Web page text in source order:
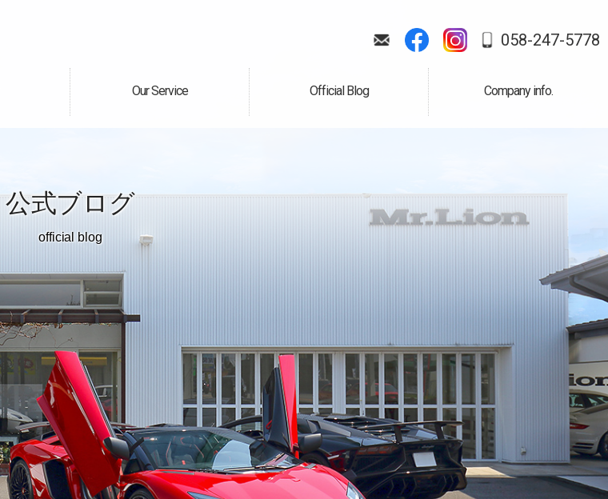
058-247-5778
Our Service
サービス案内 Official Blog
公式ブログ Company info.
会社案内
公式ブログ
official blog